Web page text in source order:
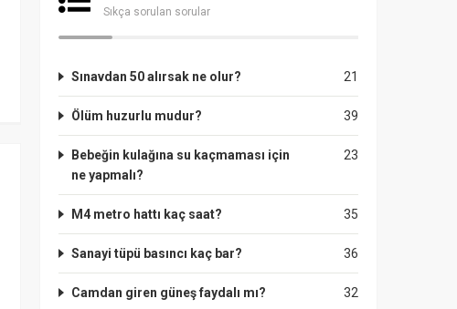
Sıkça sorulan sorular
21
Sınavdan 50 alırsak ne olur?
39
Ölüm huzurlu mudur?
23
Bebeğin kulağına su kaçmaması için
ne yapmalı?
35
M4 metro hattı kaç saat?
36
Sanayi tüpü basıncı kaç bar?
32
Camdan giren güneş faydalı mı?